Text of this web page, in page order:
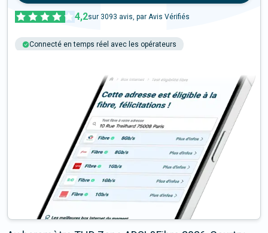
4,2sur 3093 avis, par Avis Vérifiés
Connecté en temps réel avec les opérateurs